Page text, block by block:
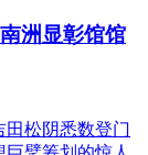
洲显彰馆馆